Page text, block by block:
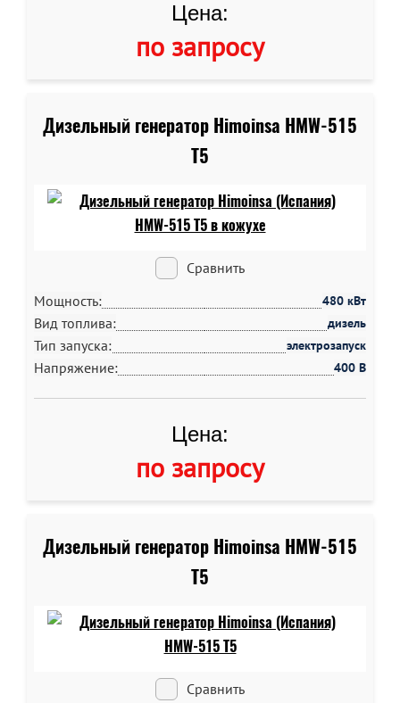
Цена:
по запросу
Дизельный генератор Himoinsa HMW-515
T5
Сравнить
Мощность:
480 кВт
Вид топлива: дизель
Тип запуска: электрозапуск
Напряжение: 400 В
Цена:
по запросу
Дизельный генератор Himoinsa HMW-515
T5
Сравнить